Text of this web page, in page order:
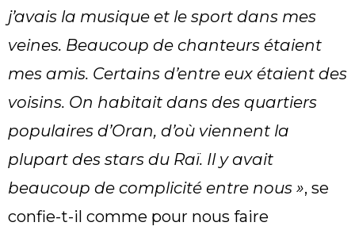
j’avais la musique et le sport dans mes
veines. Beaucoup de chanteurs étaient
mes amis. Certains d’entre eux étaient des
voisins. On habitait dans des quartiers
populaires d’Oran, d’où viennent la
plupart des stars du Raï. Il y avait
beaucoup de complicité entre nous », se
confie-t-il comme pour nous faire